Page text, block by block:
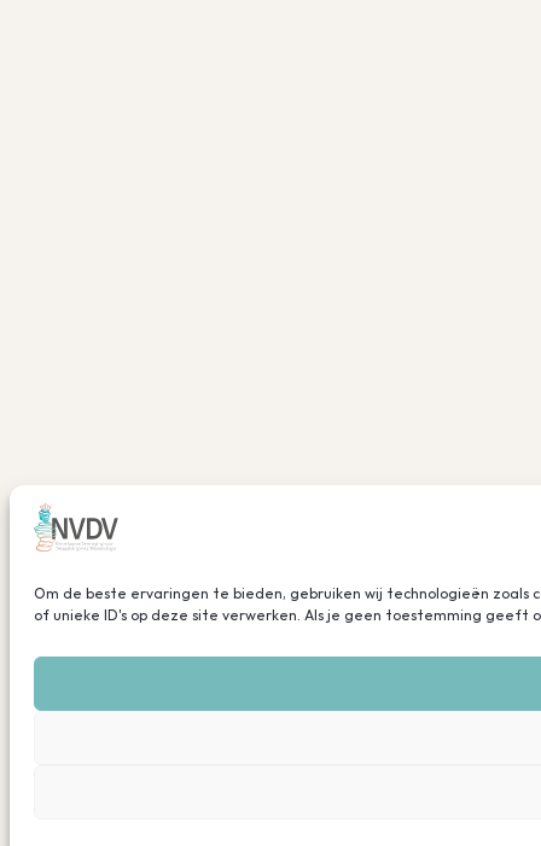
Om de beste ervaringen te bieden, gebruiken wij technologieën
of unieke ID's op deze site verwerken. Als je geen toestemming